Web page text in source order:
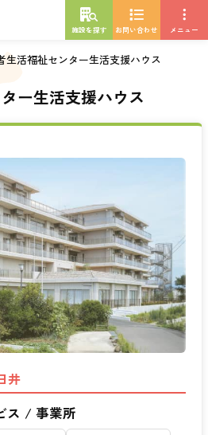
施設を探す お問い合わせ メニュー
生活福祉センター生活支援ハウス
ー生活支援ハウス
井
ス / 事業所